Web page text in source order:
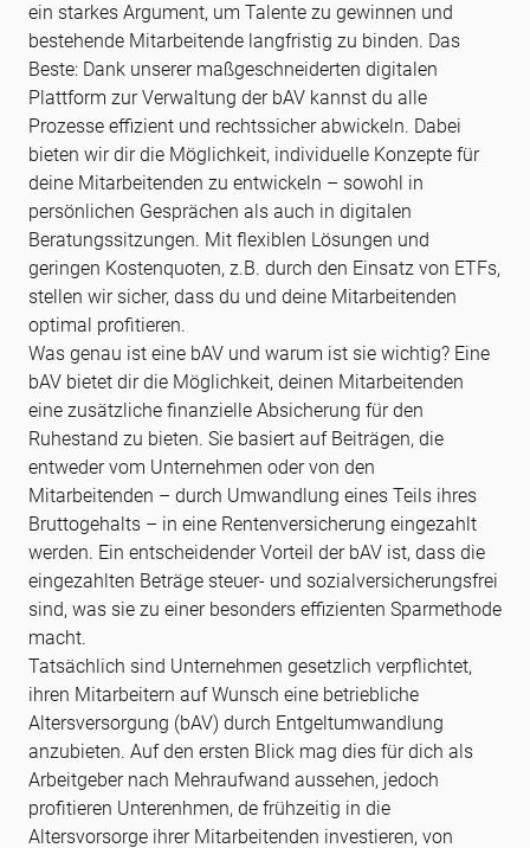
ein starkes Argument, um Talente zu gewinnen und
bestehende Mitarbeitende langfristig zu binden. Das
Beste: Dank unserer maßgeschneiderten digitalen
Plattform zur Verwaltung der bAV kannst du alle
Prozesse effizient und rechtssicher abwickeln. Dabei
bieten wir dir die Möglichkeit, individuelle Konzepte für
deine Mitarbeitenden zu entwickeln – sowohl in
persönlichen Gesprächen als auch in digitalen
Beratungssitzungen. Mit flexiblen Lösungen und
geringen Kostenquoten, z.B. durch den Einsatz von ETFs,
stellen wir sicher, dass du und deine Mitarbeitenden
optimal profitieren.
Was genau ist eine bAV und warum ist sie wichtig? Eine
bAV bietet dir die Möglichkeit, deinen Mitarbeitenden
eine zusätzliche finanzielle Absicherung für den
Ruhestand zu bieten. Sie basiert auf Beiträgen, die
entweder vom Unternehmen oder von den
Mitarbeitenden – durch Umwandlung eines Teils ihres
Bruttogehalts – in eine Rentenversicherung eingezahlt
werden. Ein entscheidender Vorteil der bAV ist, dass die
eingezahlten Beträge steuer- und sozialversicherungsfrei
sind, was sie zu einer besonders effizienten Sparmethode
macht.
Tatsächlich sind Unternehmen gesetzlich verpflichtet,
ihren Mitarbeitern auf Wunsch eine betriebliche
Altersversorgung (bAV) durch Entgeltumwandlung
anzubieten. Auf den ersten Blick mag dies für dich als
Arbeitgeber nach Mehraufwand aussehen, jedoch
profitieren Unterenhmen, de frühzeitig in die
Altersvorsorge ihrer Mitarbeitenden investieren, von